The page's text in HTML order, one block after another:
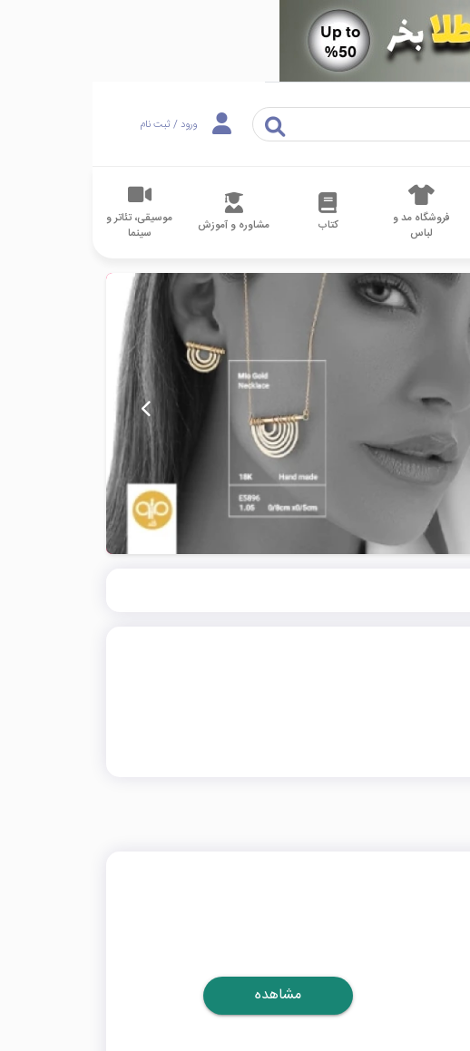
ورود / ثبت نام
فروشگاه مد و
لباس
کتاب مشاوره و آموزش
موسیقی، تئاتر و
سینما
مشاهده